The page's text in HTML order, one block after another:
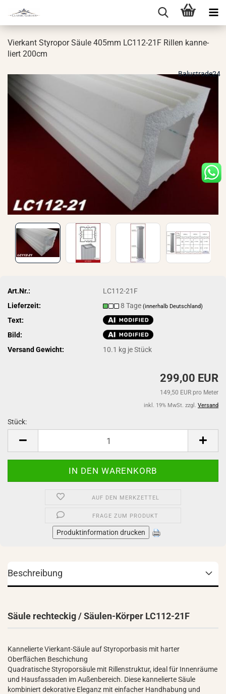
Vier­kant Sty­ro­por Säule 405mm LC112-​21F Ril­len kan­ne­
liert 200cm
Balustrade24
Art.Nr.:
LC112-21F
Lieferzeit:
8 Tage(innerhalb Deutschland)
Text:
Bild:
Versand Gewicht:
10.1 kg je Stück
299,00 EUR
149,50 EUR pro Meter
inkl. 19% MwSt. zzgl. Versand
Stück:
AUF DEN MERKZETTEL
FRAGE ZUM PRODUKT
Produktinformation drucken
Beschreibung
Säule rechteckig / Säulen-Körper LC112-21F
Kannelierte Vierkant-Säule auf Styroporbasis mit harter
Oberflächen Beschichung
Quadratische Styroporsäule mit Rillenstruktur, ideal für Innenräume
und Hausfassaden im Außenbereich. Diese kannelierte Säule
kombiniert dekorative Eleganz mit einfacher Handhabung und